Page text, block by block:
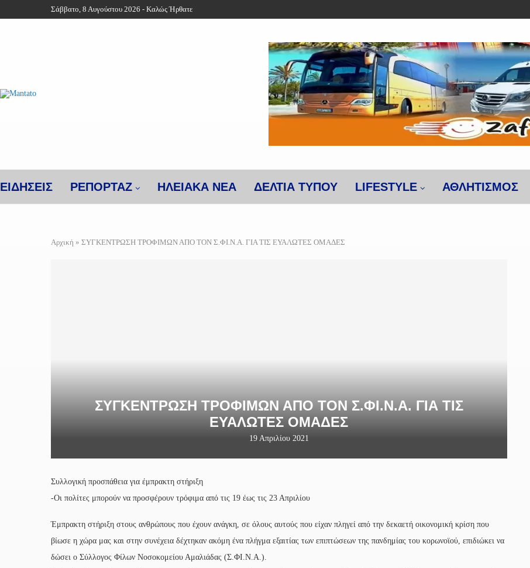
Σάββατο, 8 Αυγούστου 2026 - Καλώς Ήρθατε
ΕΙΔΗΣΕΙΣ ΡΕΠΟΡΤΑΖ ΗΛΕΙΑΚΑ ΝΕΑ ΔΕΛΤΙΑ ΤΥΠΟΥ LIFESTYLE ΑΘΛΗΤΙΣΜΌΣ
Αρχική » ΣΥΓΚΕΝΤΡΩΣΗ ΤΡΟΦΙΜΩΝ ΑΠΟ ΤΟΝ Σ.ΦΙ.Ν.Α. ΓΙΑ ΤΙΣ ΕΥΑΛΩΤΕΣ ΟΜΑΔΕΣ
ΣΥΓΚΕΝΤΡΩΣΗ ΤΡΟΦΙΜΩΝ ΑΠΟ ΤΟΝ Σ.ΦΙ.Ν.Α. ΓΙΑ ΤΙΣ
ΕΥΑΛΩΤΕΣ ΟΜΑΔΕΣ
19 Απριλίου 2021
Συλλογική προσπάθεια για έμπρακτη στήριξη
-Οι πολίτες μπορούν να προσφέρουν τρόφιμα από τις 19 έως τις 23 Απριλίου
Έμπρακτη στήριξη στους ανθρώπους που έχουν ανάγκη, σε όλους αυτούς που είχαν πληγεί από την δεκαετή οικονομική κρίση που
βίωσε η χώρα μας και στην συνέχεια δέχτηκαν ακόμη ένα πλήγμα εξαιτίας των επιπτώσεων της πανδημίας του κορωνοϊού, επιδιώκει να
δώσει ο Σύλλογος Φίλων Νοσοκομείου Αμαλιάδας (Σ.ΦΙ.Ν.Α.).